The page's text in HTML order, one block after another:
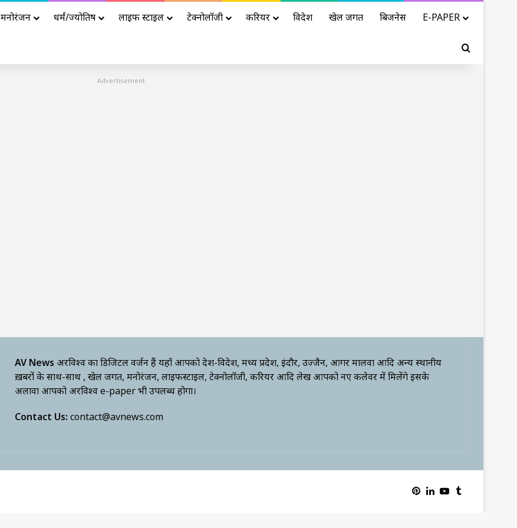
मनोरंजन धर्मं/ज्योतिष लाइफ स्टाइल टेक्नोलॉजी करियर विदेश खेल जगत बिजनेस E-PAPER
Search for
Advertisement
AV News अक्षरविश्व का डिजिटल वर्जन हैं यहाँ आपको देश-विदेश, मध्य प्रदेश, इंदौर, उज्जैन, आगर मालवा आदि अन्य स्थानीय
ख़बरों के साथ-साथ , खेल जगत, मनोरंजन, लाइफस्टाइल, टेक्नोलॉजी, करियर आदि लेख आपको नए कलेवर में मिलेंगे इसके
अलावा आपको अक्षरविश्व e-paper भी उपलब्ध होगा।
Contact Us: contact@avnews.com
Pinterest
LinkedIn
YouTube